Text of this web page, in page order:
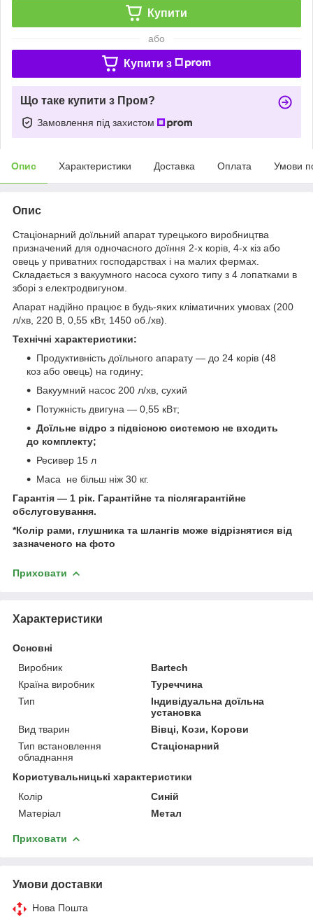
Купити
або
Купити з
Що таке купити з Пром?
Замовлення під захистом
Опис Характеристики Доставка Оплата Умови
Опис
Стаціонарний доїльний апарат турецького виробництва
призначений для одночасного доїння 2-х корів, 4-х кіз або
овець у приватних господарствах і на малих фермах.
Складається з вакуумного насоса сухого типу з 4 лопатками в
зборі з електродвигуном.
Апарат надійно працює в будь-яких кліматичних умовах (200
л/хв, 220 В, 0,55 кВт, 1450 об./хв).
Технічні характеристики:
Продуктивність доїльного апарату — до 24 корів (48
коз або овець) на годину;
Вакуумний насос 200 л/хв, сухий
Потужність двигуна — 0,55 кВт;
Доїльне відро з підвісною системою не входить
до комплекту;
Ресивер 15 л
Маса не більш ніж 30 кг.
Гарантія — 1 рік. Гарантійне та післягарантійне
обслуговування.
*Колір рами, глушника та шлангів може відрізнятися від
зазначеного на фото
Приховати
Характеристики
Основні
Виробник
Bartech
Країна виробник
Туреччина
Тип
Індивідуальна доїльна
установка
Вид тварин
Вівці, Кози, Корови
Тип встановлення
обладнання
Стаціонарний
Користувальницькі характеристики
Колір
Синій
Матеріал
Метал
Приховати
Умови доставки
Нова Пошта